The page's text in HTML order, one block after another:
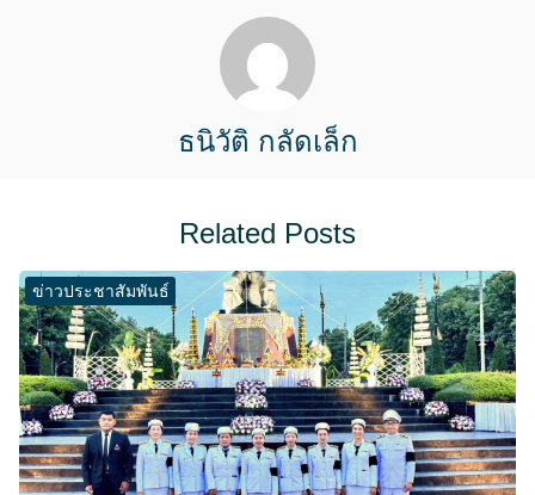
ธนิวัติ กลัดเล็ก
Related Posts
ข่าวประชาสัมพันธ์